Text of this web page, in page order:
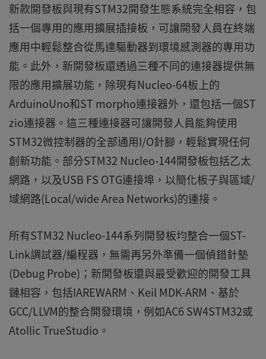
新款開發板與現有STM32開發生態系統完全相容，包
括一個專用的應用擴展插接板，可讓開發人員在終端
應用中輕鬆整合從馬達驅動器到環境感測器的專用功
能。此外，新開發板還透過三種不同的連接器提供無
限的應用擴展功能，除現有Nucleo-64板上的
ArduinoUno和ST morpho連接器外，還包括一個ST
zio連接器。這三種連接器可讓開發人員能夠使用
STM32微控制器的全部通用I/O針腳，輕鬆實現任何
創新功能。部分STM32 Nucleo-144開發板包括乙太
網路，以及USB FS OTG連接埠，以簡化板子與區域/
域網路(Local/wide Area Networks)的連接。
所有STM32 Nucleo-144系列開發板均整合一個ST-
Link調試器/編程器，無需再另外準備一個偵錯針墊
(Debug Probe)；新開發板還與最受歡迎的開發工具
鏈相容，包括IAREWARM、Keil MDK-ARM、基於
GCC/LLVM的整合開發環境，例如AC6 SW4STM32或
Atollic TrueStudio。